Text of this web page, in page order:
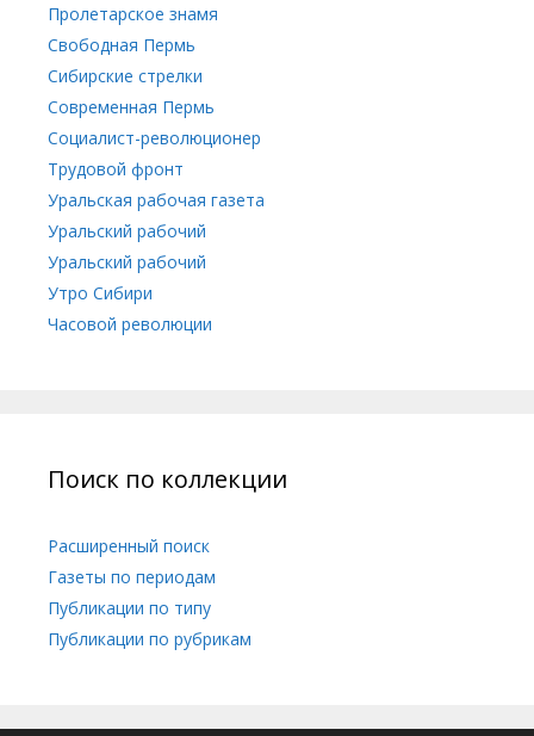
Пролетарское знамя
Свободная Пермь
Сибирские стрелки
Современная Пермь
Социалист-революционер
Трудовой фронт
Уральская рабочая газета
Уральский рабочий
Уральский рабочий
Утро Сибири
Часовой революции
Поиск по коллекции
Расширенный поиск
Газеты по периодам
Публикации по типу
Публикации по рубрикам